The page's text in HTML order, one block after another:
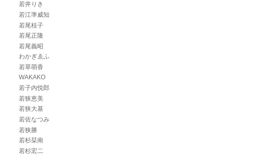
若井りき
若江準威知
若尾桂子
若尾正隆
若尾義昭
わかぎゑふ
若草萌香
WAKAKO
若子内悦郎
若狭恵美
若狭大基
若佐なつみ
若狭勝
若杉栞南
若杉宏二